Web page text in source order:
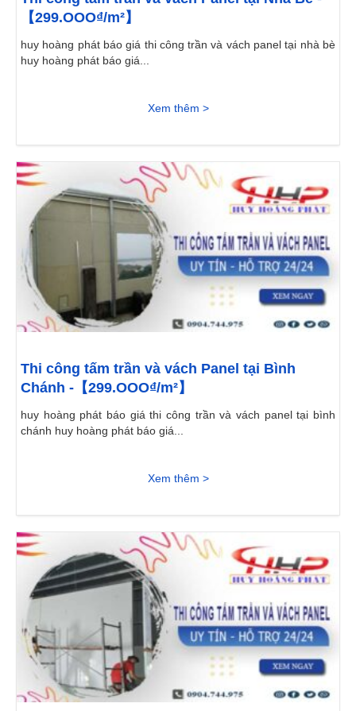
【299.OOO₫/m²】
huy hoàng phát báo giá thi công trần và vách panel tại nhà bè
huy hoàng phát báo giá...
Xem thêm >
Thi công tấm trần và vách Panel tại Bình
Chánh -【299.OOO₫/m²】
huy hoàng phát báo giá thi công trần và vách panel tại bình
chánh huy hoàng phát báo giá...
Xem thêm >